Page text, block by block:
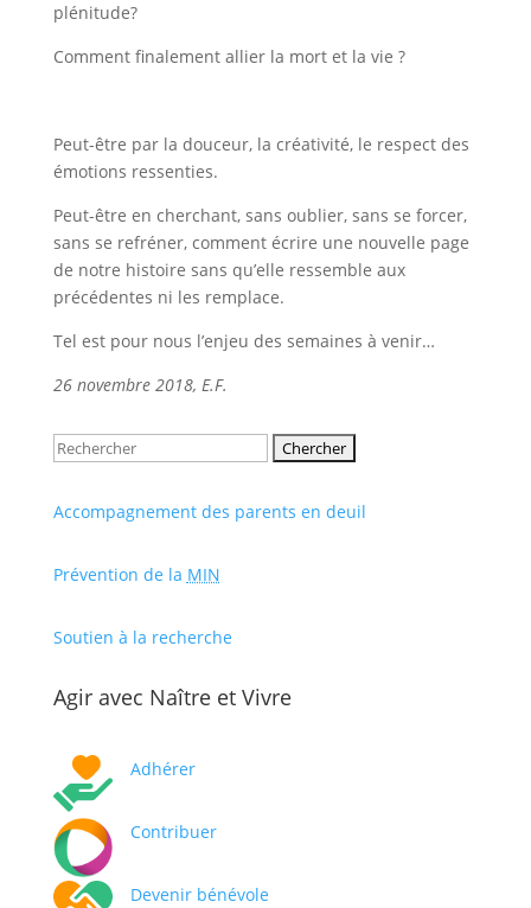
plénitude?
Comment finalement allier la mort et la vie ?
Peut-être par la douceur, la créativité, le respect des
émotions ressenties.
Peut-être en cherchant, sans oublier, sans se forcer,
sans se refréner, comment écrire une nouvelle page
de notre histoire sans qu’elle ressemble aux
précédentes ni les remplace.
Tel est pour nous l’enjeu des semaines à venir…
26 novembre 2018, E.F.
Rechercher:
Accompagnement des parents en deuil
Prévention de la MIN
Soutien à la recherche
Agir avec Naître et Vivre
Adhérer
Contribuer
Devenir bénévole